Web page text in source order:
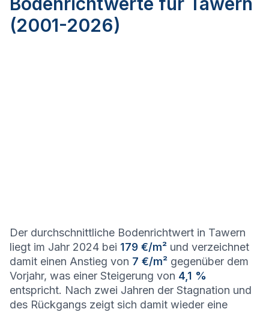
(2001-2026)
Der durchschnittliche Bodenrichtwert in Tawern
liegt im Jahr 2024 bei 179 €/m² und verzeichnet
damit einen Anstieg von 7 €/m² gegenüber dem
Vorjahr, was einer Steigerung von 4,1 %
entspricht. Nach zwei Jahren der Stagnation und
des Rückgangs zeigt sich damit wieder eine